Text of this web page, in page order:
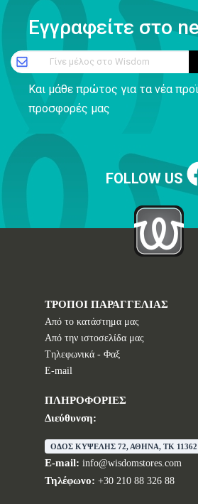
Εγγραφείτε στο
Γίνε μέλος στο Wisdom
Και μάθε πρώτος για τα νέα
προσφορές μας
FOLLOW US
ΤΡΟΠΟΙ ΠΑΡΑΓΓΕΛΙΑΣ
Από το κατάστημα μας
Από την ιστοσελίδα μας
Tηλεφωνικά - Φαξ
E-mail
ΠΛΗΡΟΦΟΡΙΕΣ
Διεύθυνση:
ΟΔΟΣ ΚΥΨΕΛΗΣ 72, ΑΘΗΝΑ, TK 11362
E-mail: info@wisdomstores.com
Τηλέφωνο: +30 210 88 326 88